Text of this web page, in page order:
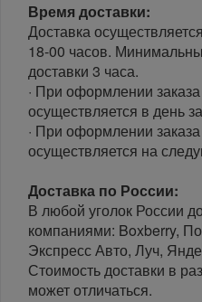
Время доставки:
Доставка
18-00 часов.
доставки 3 часа.
· При оформлении
осуществляется в день
· При оформлении
осуществляется на
Доставка по России:
В любой уголок России
компаниями: Boxberry,
Экспресс Авто, Луч,
Стоимость доставки в
может отличаться.